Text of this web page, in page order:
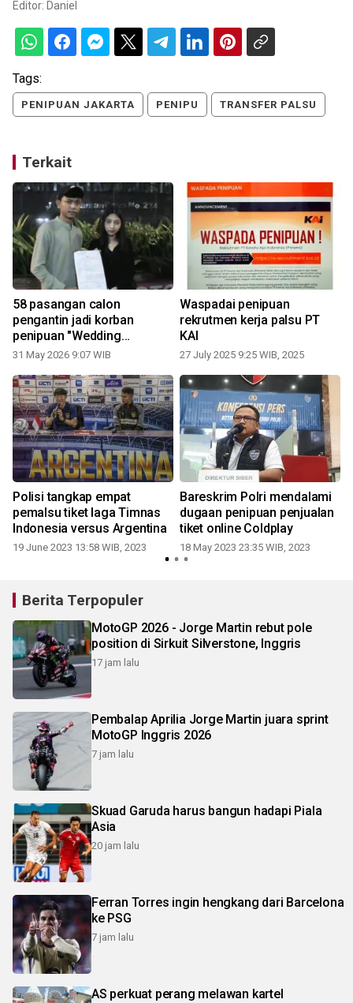
Editor: Daniel
Tags:
PENIPUAN JAKARTA PENIPU TRANSFER PALSU
Terkait
58 pasangan calon
pengantin jadi korban
penipuan "Wedding
Organizer"
31 May 2026 9:07 WIB
Waspadai penipuan
rekrutmen kerja palsu PT
KAI
27 July 2025 9:25 WIB, 2025
Polisi tangkap empat
pemalsu tiket laga Timnas
Indonesia versus Argentina
19 June 2023 13:58 WIB, 2023
Bareskrim Polri mendalami
dugaan penipuan penjualan
tiket online Coldplay
18 May 2023 23:35 WIB, 2023
Berita Terpopuler
MotoGP 2026 - Jorge Martin rebut pole
position di Sirkuit Silverstone, Inggris
17 jam lalu
Pembalap Aprilia Jorge Martin juara sprint
MotoGP Inggris 2026
7 jam lalu
Skuad Garuda harus bangun hadapi Piala
Asia
20 jam lalu
Ferran Torres ingin hengkang dari Barcelona
ke PSG
7 jam lalu
AS perkuat perang melawan kartel